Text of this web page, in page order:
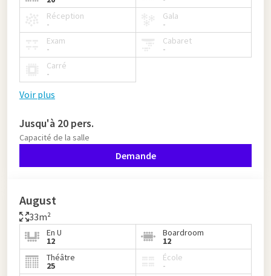
Réception
-
Gala
-
Exam
-
Cabaret
-
Carré
-
Voir plus
Jusqu'à 20 pers.
Capacité de la salle
Demande
August
33m²
En U
12
Boardroom
12
Théâtre
25
École
-